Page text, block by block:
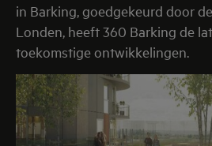
in Barking, goedgekeurd door
Londen, heeft 360 Barking de
toekomstige ontwikkelingen.